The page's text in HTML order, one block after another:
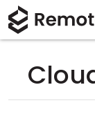
Bezpečnost
Výroba a
macOS
Asistent
Tisková